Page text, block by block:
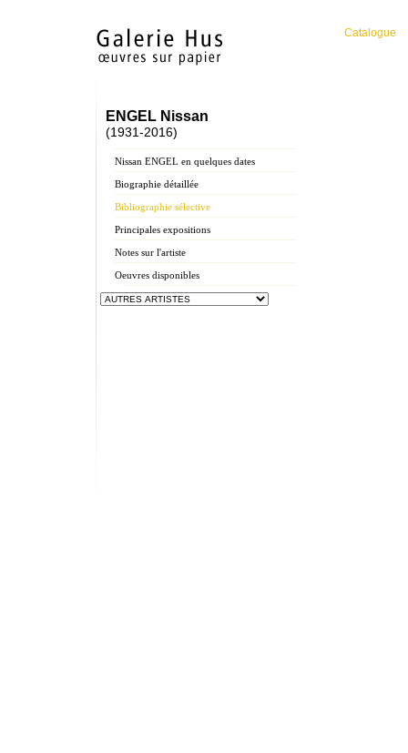
Catalogue
ENGEL Nissan
(1931-2016)
Nissan ENGEL en quelques dates
Biographie détaillée
Bibliographie sélective
Principales expositions
Notes sur l'artiste
Oeuvres disponibles